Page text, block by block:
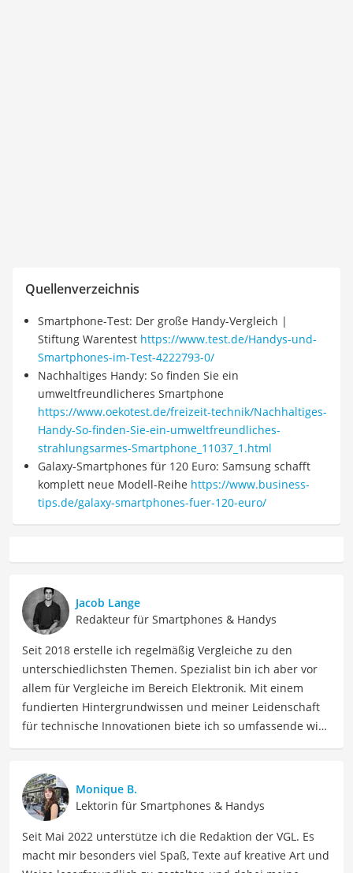
Quellenverzeichnis
Smartphone-Test: Der große Handy-Vergleich |
Stiftung Warentest https://www.test.de/Handys-und-
Smartphones-im-Test-4222793-0/
Nachhaltiges Handy: So finden Sie ein
umweltfreundlicheres Smartphone
https://www.oekotest.de/freizeit-technik/Nachhaltiges-
Handy-So-finden-Sie-ein-umweltfreundliches-
strahlungsarmes-Smartphone_11037_1.html
Galaxy-Smartphones für 120 Euro: Samsung schafft
komplett neue Modell-Reihe https://www.business-
tips.de/galaxy-smartphones-fuer-120-euro/
Jacob Lange
Redakteur für Smartphones & Handys
Seit 2018 erstelle ich regelmäßig Vergleiche zu den
unterschiedlichsten Themen. Spezialist bin ich aber vor
allem für Vergleiche im Bereich Elektronik. Mit einem
fundierten Hintergrundwissen und meiner Leidenschaft
für technische Innovationen biete ich so umfassende wie
detaillierte Produktvergleiche, Kaufberatungen und
technische Analysen, um Verbrauchern dabei zu helfen,
sowohl informierte Entscheidungen zu treffen als auch
die besten elektronischen Lösungen für ihre Bedürfnisse
zu finden.
Monique B.
Lektorin für Smartphones & Handys
Seit Mai 2022 unterstütze ich die Redaktion der VGL. Es
macht mir besonders viel Spaß, Texte auf kreative Art und